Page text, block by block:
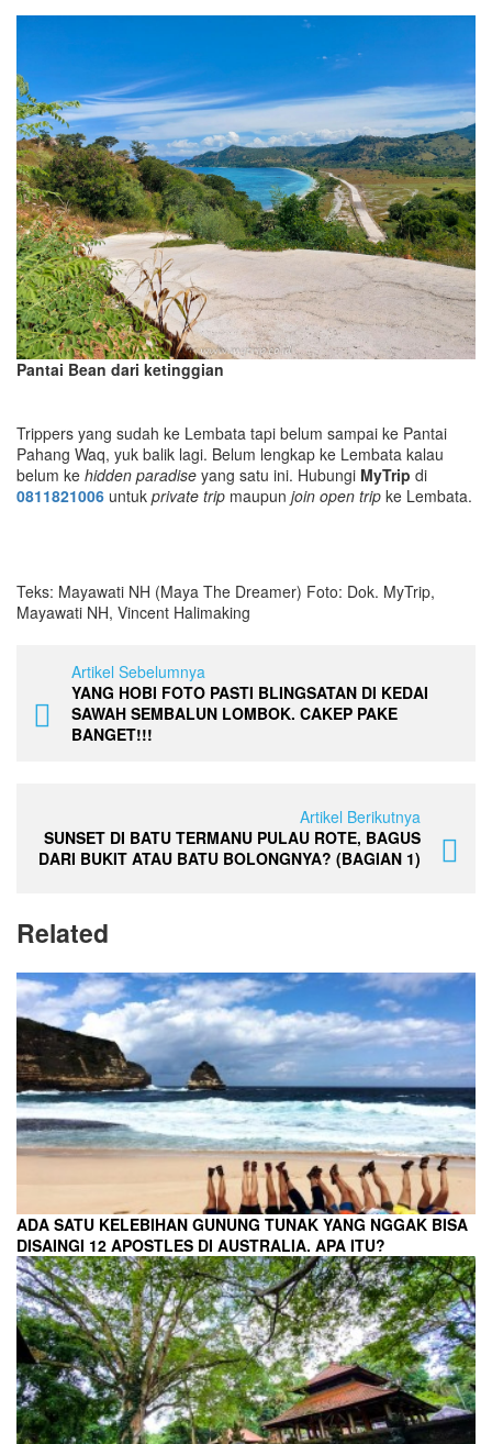
Pantai Bean dari ketinggian
Trippers yang sudah ke Lembata tapi belum sampai ke Pantai
Pahang Waq, yuk balik lagi. Belum lengkap ke Lembata kalau
belum ke hidden paradise yang satu ini. Hubungi MyTrip di
0811821006 untuk private trip maupun join open trip ke Lembata.
Teks: Mayawati NH (Maya The Dreamer) Foto: Dok. MyTrip,
Mayawati NH, Vincent Halimaking
Artikel Sebelumnya
YANG HOBI FOTO PASTI BLINGSATAN DI KEDAI
SAWAH SEMBALUN LOMBOK. CAKEP PAKE
BANGET!!!
Artikel Berikutnya
SUNSET DI BATU TERMANU PULAU ROTE, BAGUS
DARI BUKIT ATAU BATU BOLONGNYA? (BAGIAN 1)
Related
ADA SATU KELEBIHAN GUNUNG TUNAK YANG NGGAK BISA
DISAINGI 12 APOSTLES DI AUSTRALIA. APA ITU?